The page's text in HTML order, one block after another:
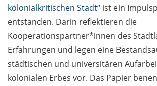
kolonialkritischen Stadt“ ist ein
entstanden. Darin reflektieren die
Kooperationspartner*innen des
Erfahrungen und legen eine
städtischen und universitären
kolonialen Erbes vor. Das Papier